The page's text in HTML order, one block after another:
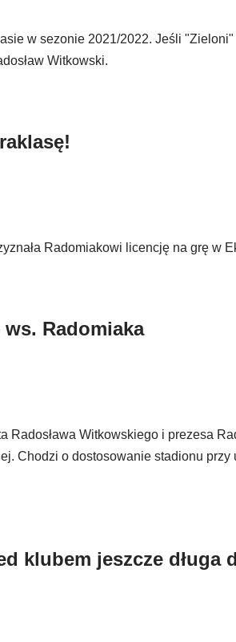
w sezonie 2021/2022. Jeśli
Witkowski.
Radomiakowi licencję na grę w
Radomiaka
Radosława Witkowskiego i prezesa
Chodzi o dostosowanie stadionu
klubem jeszcze długa